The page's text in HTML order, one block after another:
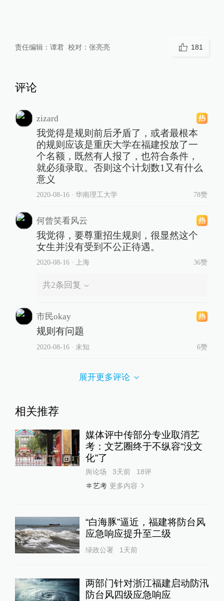
责任编辑： 谭君 校对： 张亮亮 181
评论
zizard
我觉得是规则前后矛盾了，或者最根本
的规则应该是重庆大学在福建投放了一
个名额，既然有人报了，也符合条件，
就必须录取。否则这个计划数1又有什么
意义
2020-08-16∙ 华南理工大学 78赞
何曾笑看风云
我觉得，要尊重招生规则，很显然这个
女生并没有受到不公正待遇。
2020-08-16∙ 上海 36赞
共2条回复
市民okay
规则有问题
2020-08-16∙ 未知 6赞
展开更多评论
相关推荐
1
媒体评中传部分专业取消艺
考：文艺圈终于不纵容“没文
化”了
舆论场 3天前 18评
艺考 更多内容
“白海豚”逼近，福建将防台风
应急响应提升至二级
绿政公署 1天前
两部门针对浙江福建启动防汛
防台风四级应急响应